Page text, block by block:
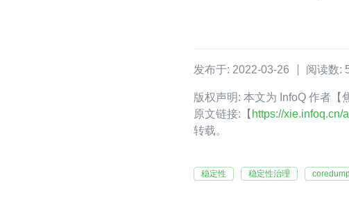
发布于: 2022-03-26 阅读数:
版权声明: 本文为 InfoQ 作者【
原文链接:【 https://
转载。
稳定性 稳定性治理